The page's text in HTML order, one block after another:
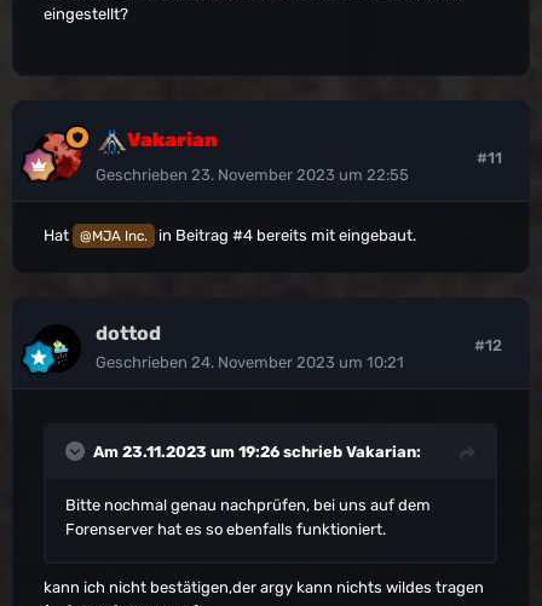
eingestellt?
Vakarian
Geschrieben 23. November 2023 um 22:55
#11
Hat @MJA Inc. in Beitrag #4 bereits mit eingebaut.
dottod
Geschrieben 24. November 2023 um 10:21
#12
Am 23.11.2023 um 19:26 schrieb Vakarian:
Bitte nochmal genau nachprüfen, bei uns auf dem
Forenserver hat es so ebenfalls funktioniert.
kann ich nicht bestätigen,der argy kann nichts wildes tragen